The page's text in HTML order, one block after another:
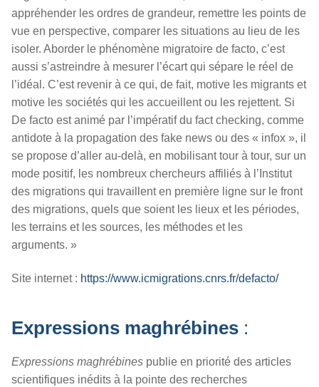
appréhender les ordres de grandeur, remettre les points de
vue en perspective, comparer les situations au lieu de les
isoler. Aborder le phénomène migratoire de facto, c’est
aussi s’astreindre à mesurer l’écart qui sépare le réel de
l’idéal. C’est revenir à ce qui, de fait, motive les migrants et
motive les sociétés qui les accueillent ou les rejettent. Si
De facto est animé par l’impératif du fact checking, comme
antidote à la propagation des fake news ou des « infox », il
se propose d’aller au-delà, en mobilisant tour à tour, sur un
mode positif, les nombreux chercheurs affiliés à l’Institut
des migrations qui travaillent en première ligne sur le front
des migrations, quels que soient les lieux et les périodes,
les terrains et les sources, les méthodes et les
arguments. »
Site internet : https://www.icmigrations.cnrs.fr/defacto/
Expressions maghrébines :
Expressions maghrébines publie en priorité des articles
scientifiques inédits à la pointe des recherches